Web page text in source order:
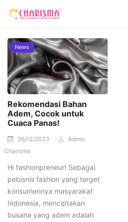
News
Rekomendasi Bahan
Adem, Cocok untuk
Cuaca Panas!
26/12/2023
Admin
Charisma
Hi fashionpreneur! Sebagai
pebisnis fashion yang target
konsumennya masyarakat
Indonesia, menciptakan
busana yang adem adalah